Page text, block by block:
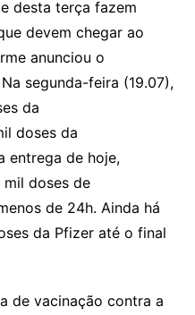
desta terça fazem
devem chegar ao
anunciou o
segunda-feira (19.07),
da
doses da
entrega de hoje,
doses de
de 24h. Ainda há
da Pfizer até o final
de vacinação contra a